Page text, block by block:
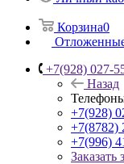
Корзина0
+7(928) 027-
Назад
+7(928)
+7(8782)
+7(996)
Заказать